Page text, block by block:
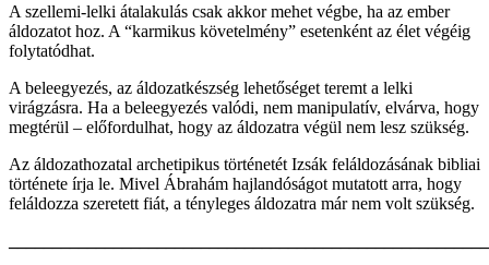
A szellemi-lelki átalakulás csak akkor mehet végbe, ha az ember
áldozatot hoz. A “karmikus követelmény” esetenként az élet végéig
folytatódhat.
A beleegyezés, az áldozatkészség lehetőséget teremt a lelki
virágzásra. Ha a beleegyezés valódi, nem manipulatív, elvárva, hogy
megtérül – előfordulhat, hogy az áldozatra végül nem lesz szükség.
Az áldozathozatal archetipikus történetét Izsák feláldozásának bibliai
története írja le. Mivel Ábrahám hajlandóságot mutatott arra, hogy
feláldozza szeretett fiát, a tényleges áldozatra már nem volt szükség.